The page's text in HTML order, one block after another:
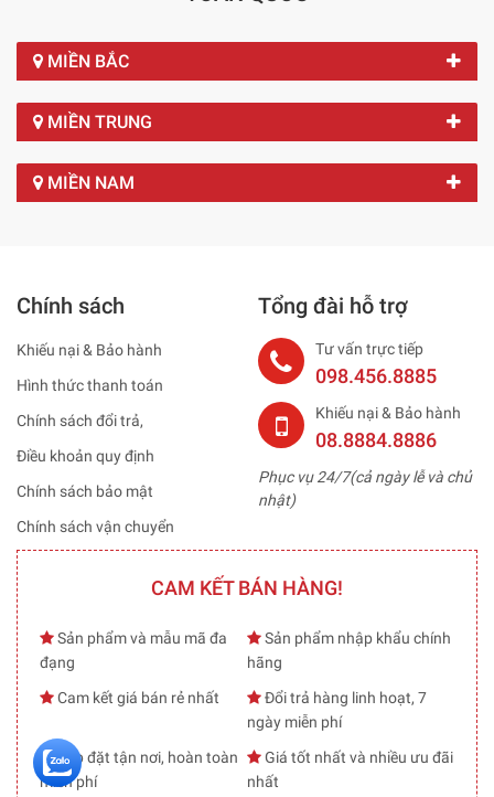
MIỀN BẮC
MIỀN TRUNG
MIỀN NAM
Chính sách
Khiếu nại & Bảo hành
Hình thức thanh toán
Chính sách đổi trả,
Điều khoản quy định
Chính sách bảo mật
Chính sách vận chuyển
Tổng đài hỗ trợ
Tư vấn trực tiếp
098.456.8885
Khiếu nại & Bảo hành
08.8884.8886
Phục vụ 24/7(cả ngày lễ và chủ
nhật)
CAM KẾT BÁN HÀNG!
Sản phẩm và mẫu mã đa
đạng
Sản phẩm nhập khẩu chính
hãng
Cam kết giá bán rẻ nhất
Đổi trả hàng linh hoạt, 7
ngày miễn phí
Lắp đặt tận nơi, hoàn toàn
miễn phí
Giá tốt nhất và nhiều ưu đãi
nhất